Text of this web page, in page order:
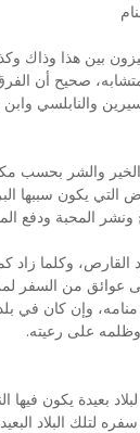
بين هذا وذاك
صحيح أن
والنابلسي وابن
والشر بحسب
التي يكون سببها
المحبة ودفع
وكلما زاد
عوائق من السفر
وإن كان في
على رعيته.
بعيدة يكون فيها
لتلك البلاد